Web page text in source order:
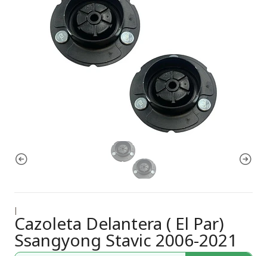
|
Cazoleta Delantera ( El Par)
Ssangyong Stavic 2006-2021